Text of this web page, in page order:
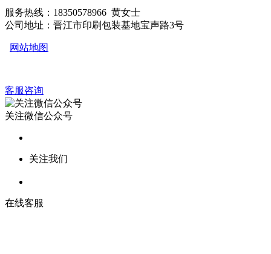
服务热线：18350578966 黄女士
公司地址：晋江市印刷包装基地宝声路3号
网站地图
客服咨询
关注微信公众号
关注我们
在线客服